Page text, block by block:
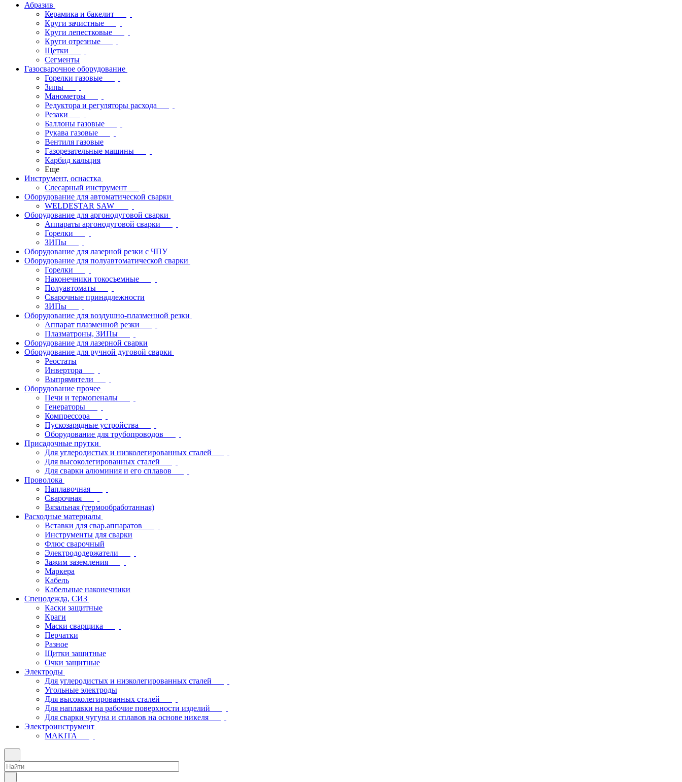
Абразив
Керамика и бакелит
Круги зачистные
Круги лепестковые
Круги отрезные
Щетки
Сегменты
Газосварочное оборудование
Горелки газовые
Зипы
Манометры
Редуктора и регуляторы расхода
Резаки
Баллоны газовые
Рукава газовые
Вентиля газовые
Газорезательные машины
Карбид кальция
Еще
Инструмент, оснастка
Слесарный инструмент
Оборудование для автоматической сварки
WELDESTAR SAW
Оборудование для аргонодуговой сварки
Аппараты аргонодуговой сварки
Горелки
ЗИПы
Оборудование для лазерной резки с ЧПУ
Оборудование для полуавтоматической сварки
Горелки
Наконечники токосъемные
Полуавтоматы
Сварочные принадлежности
ЗИПы
Оборудование для воздушно-плазменной резки
Аппарат плазменной резки
Плазматроны, ЗИПы
Оборудование для лазерной сварки
Оборудование для ручной дуговой сварки
Реостаты
Инвертора
Выпрямители
Оборудование прочее
Печи и термопеналы
Генераторы
Компрессора
Пускозарядные устройства
Оборудование для трубопроводов
Присадочные прутки
Для углеродистых и низколегированных сталей
Для высоколегированных сталей
Для сварки алюминия и его сплавов
Проволока
Наплавочная
Сварочная
Вязальная (термообработанная)
Расходные материалы
Вставки для свар.аппаратов
Инструменты для сварки
Флюс сварочный
Электрододержатели
Зажим заземления
Маркера
Кабель
Кабельные наконечники
Спецодежда, СИЗ
Каски защитные
Краги
Маски сварщика
Перчатки
Разное
Щитки защитные
Очки защитные
Электроды
Для углеродистых и низколегированных сталей
Угольные электроды
Для высоколегированных сталей
Для наплавки на рабочие поверхности изделий
Для сварки чугуна и сплавов на основе никеля
Электроинструмент
МAKITA